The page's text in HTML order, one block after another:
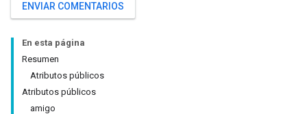
ENVIAR COMENTARIOS
En esta página
Resumen
Atributos públicos
Atributos públicos
amigo